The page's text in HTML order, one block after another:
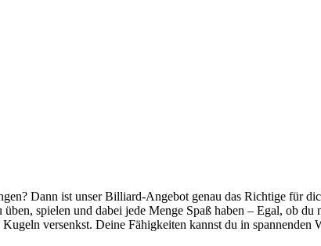
Dann ist unser Billiard-Angebot genau das Richtige für
spielen und dabei jede Menge Spaß haben – Egal, ob du
versenkst. Deine Fähigkeiten kannst du in spannenden